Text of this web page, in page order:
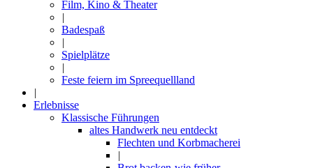
Film, Kino & Theater
|
Badespaß
|
Spielplätze
|
Feste feiern im Spreequellland
|
Erlebnisse
Klassische Führungen
altes Handwerk neu entdeckt
Flechten und Korbmacherei
|